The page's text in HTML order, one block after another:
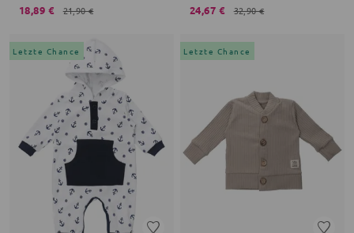
18,89 € 21,90 € 24,67 € 32,90 €
Letzte Chance Letzte Chance